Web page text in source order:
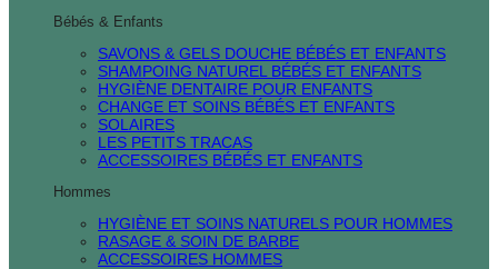
Bébés & Enfants
SAVONS & GELS DOUCHE BÉBÉS ET ENFANTS
SHAMPOING NATUREL BÉBÉS ET ENFANTS
HYGIÈNE DENTAIRE POUR ENFANTS
CHANGE ET SOINS BÉBÉS ET ENFANTS
SOLAIRES
LES PETITS TRACAS
ACCESSOIRES BÉBÉS ET ENFANTS
Hommes
HYGIÈNE ET SOINS NATURELS POUR HOMMES
RASAGE & SOIN DE BARBE
ACCESSOIRES HOMMES